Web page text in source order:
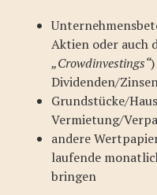
Aktien oder auch
„Crowdinvestings“
Dividenden/
Grundstücke/
Vermietung/
andere
laufende
bringen